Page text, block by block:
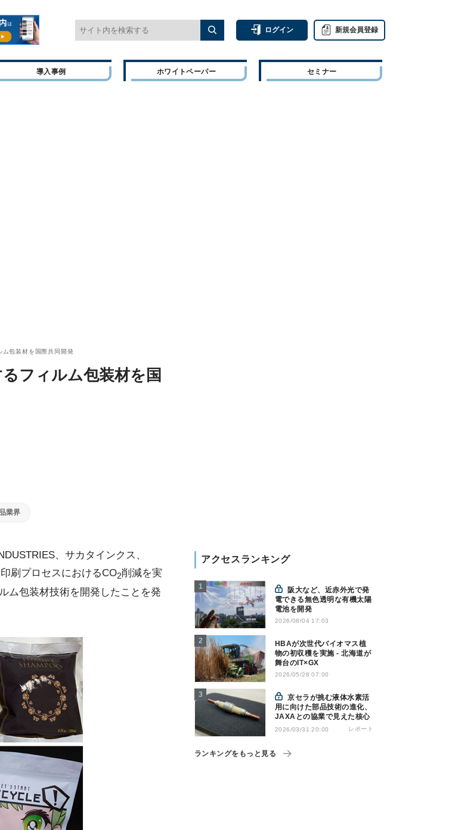
ログイン 新規会員登録
導入事例 ホワイトペーパー セミナー
包装材を国際共同開発
フィルム包装材を国
業界
、サカタインクス、
刷プロセスにおけるCO2削減を実
ム包装材技術を開発したことを発
アクセスランキング
電できる無色透明な有機太陽
電池を開発
2026/08/04 17:03
HBAが次世代バイオマス植
物の初収穫を実施 - 北海道が
舞台のIT×GX
2026/05/28 07:00
京セラが挑む液体水素活
用に向けた部品技術の進化、
JAXAとの協業で見えた核心
2026/03/31 20:00 レポート
ランキングをもっと見る